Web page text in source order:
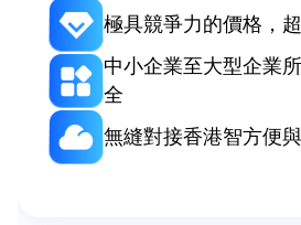
極具競爭力的價格，
中小企業至大型企業
全
無縫對接香港智方便